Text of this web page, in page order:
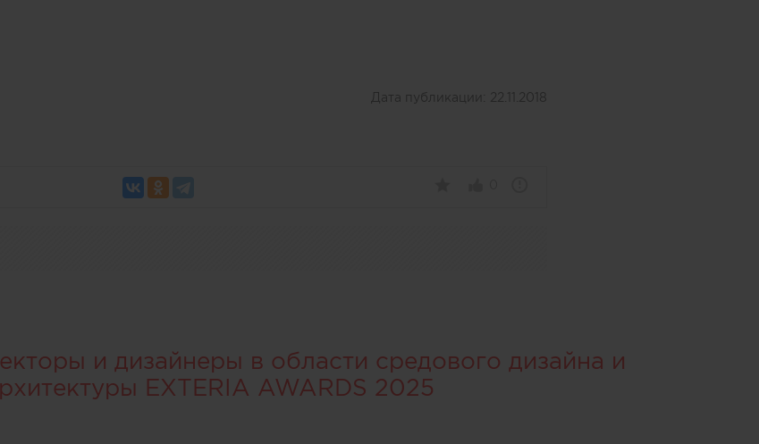
Дата публикации: 22.11.2018
и дизайнеры в области средового дизайна и
EXTERIA AWARDS 2025